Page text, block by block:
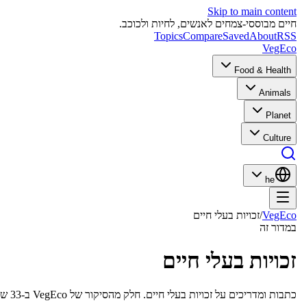
Skip to main content
חיים מבוססי-צמחים לאנשים, לחיות ולכוכב.
TopicsCompareSavedAboutRSS
VegEco
Food & Health
Animals
Planet
Culture
he
VegEco
/זכויות בעלי חיים
במדור זה
זכויות בעלי חיים
כתבות ומדריכים על זכויות בעלי חיים. חלק מהסיקור של VegEco ב-33 שפות.